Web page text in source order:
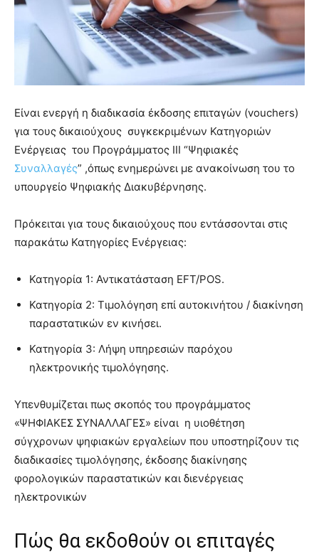
Είναι ενεργή η διαδικασία έκδοσης επιταγών (vouchers)
για τους δικαιούχους συγκεκριμένων Κατηγοριών
Ενέργειας του Προγράμματος ΙΙΙ “Ψηφιακές
Συναλλαγές” ,όπως ενημερώνει με ανακοίνωση του το
υπουργείο Ψηφιακής Διακυβέρνησης.
Πρόκειται για τους δικαιούχους που εντάσσονται στις
παρακάτω Κατηγορίες Ενέργειας:
Κατηγορία 1: Αντικατάσταση EFT/POS.
Κατηγορία 2: Τιμολόγηση επί αυτοκινήτου / διακίνηση
παραστατικών εν κινήσει.
Κατηγορία 3: Λήψη υπηρεσιών παρόχου
ηλεκτρονικής τιμολόγησης.
Υπενθυμίζεται πως σκοπός του προγράμματος
«ΨΗΦΙΑΚΕΣ ΣΥΝΑΛΛΑΓΕΣ» είναι η υιοθέτηση
σύγχρονων ψηφιακών εργαλείων που υποστηρίζουν τις
διαδικασίες τιμολόγησης, έκδοσης διακίνησης
φορολογικών παραστατικών και διενέργειας
ηλεκτρονικών
Πώς θα εκδοθούν οι επιταγές